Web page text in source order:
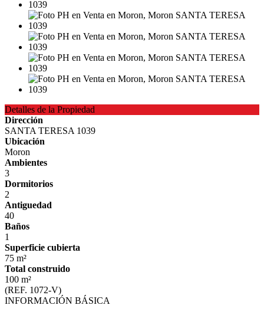
Detalles de la Propiedad
Dirección
SANTA TERESA 1039
Ubicación
Moron
Ambientes
3
Dormitorios
2
Antiguedad
40
Baños
1
Superficie cubierta
75 m²
Total construido
100 m²
(REF. 1072-V)
INFORMACIÓN BÁSICA